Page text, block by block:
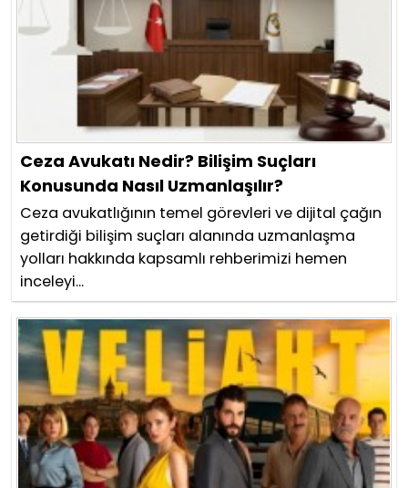
Ceza Avukatı Nedir? Bilişim Suçları
Konusunda Nasıl Uzmanlaşılır?
Ceza avukatlığının temel görevleri ve dijital çağın
getirdiği bilişim suçları alanında uzmanlaşma
yolları hakkında kapsamlı rehberimizi hemen
inceleyi...